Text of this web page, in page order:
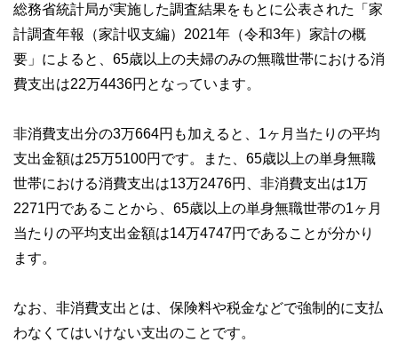
総務省統計局が実施した調査結果をもとに公表された「家
計調査年報（家計収支編）2021年（令和3年）家計の概
要」によると、65歳以上の夫婦のみの無職世帯における消
費支出は22万4436円となっています。
非消費支出分の3万664円も加えると、1ヶ月当たりの平均
支出金額は25万5100円です。また、65歳以上の単身無職
世帯における消費支出は13万2476円、非消費支出は1万
2271円であることから、65歳以上の単身無職世帯の1ヶ月
当たりの平均支出金額は14万4747円であることが分かり
ます。
なお、非消費支出とは、保険料や税金などで強制的に支払
わなくてはいけない支出のことです。